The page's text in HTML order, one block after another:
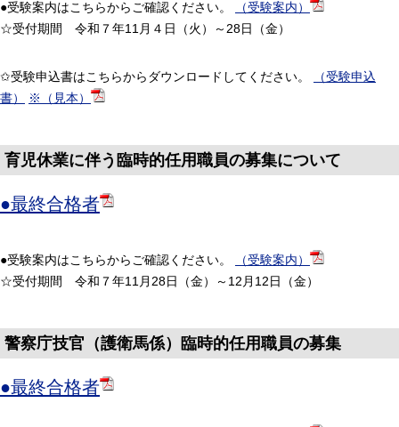
●受験案内はこちらからご確認ください。
（受験案内）
☆受付期間 令和７年11月４日（火）～28日（金）
✩受験申込書はこちらからダウンロードしてください。
（受験申込
書）
※（見本）
育児休業に伴う臨時的任用職員の募集について
●最終合格者
●受験案内はこちらからご確認ください。
（受験案内）
☆受付期間 令和７年11月28日（金）～12月12日（金）
警察庁技官（護衛馬係）臨時的任用職員の募集
●最終合格者